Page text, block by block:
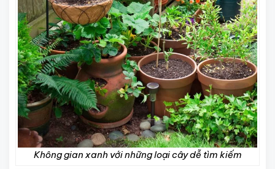
Không gian xanh với những loại cây dễ tìm kiếm